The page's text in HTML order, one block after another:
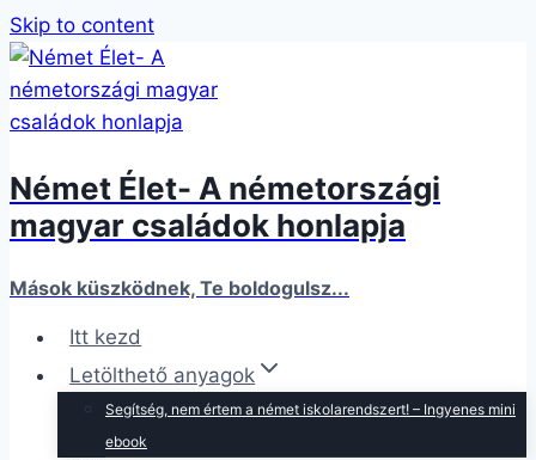
Skip to content
Német Élet- A németországi
magyar családok honlapja
Mások küszködnek, Te boldogulsz...
Itt kezd
Letölthető anyagok
Segítség, nem értem a német iskolarendszert! – Ingyenes mini
ebook